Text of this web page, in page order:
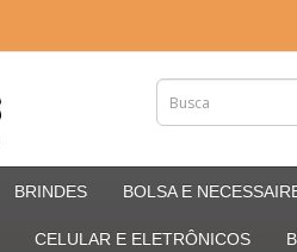
BRINDES BOLSA E
CELULAR E ELETRÔNICOS